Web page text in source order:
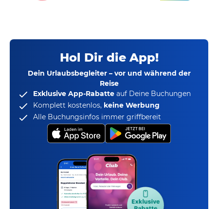
Hol Dir die App!
Dein Urlaubsbegleiter – vor und während der
Reise
Exklusive App-Rabatte auf Deine Buchungen
Komplett kostenlos, keine Werbung
Alle Buchungsinfos immer griffbereit